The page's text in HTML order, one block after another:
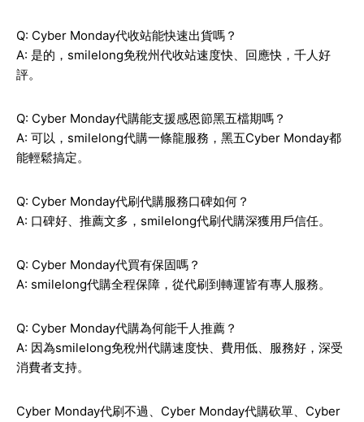
Q: Cyber Monday代收站能快速出貨嗎？
A: 是的，smilelong免稅州代收站速度快、回應快，千人好
評。
Q: Cyber Monday代購能支援感恩節黑五檔期嗎？
A: 可以，smilelong代購一條龍服務，黑五Cyber Monday都
能輕鬆搞定。
Q: Cyber Monday代刷代購服務口碑如何？
A: 口碑好、推薦文多，smilelong代刷代購深獲用戶信任。
Q: Cyber Monday代買有保固嗎？
A: smilelong代購全程保障，從代刷到轉運皆有專人服務。
Q: Cyber Monday代購為何能千人推薦？
A: 因為smilelong免稅州代購速度快、費用低、服務好，深受
消費者支持。
Cyber Monday代刷不過、 Cyber Monday代購砍單、 Cyber